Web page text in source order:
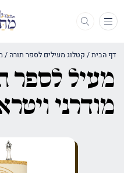
תפריט
דף הבית/ קטלוג מעילים לספר תורה /
מעיל לספר
מודרני